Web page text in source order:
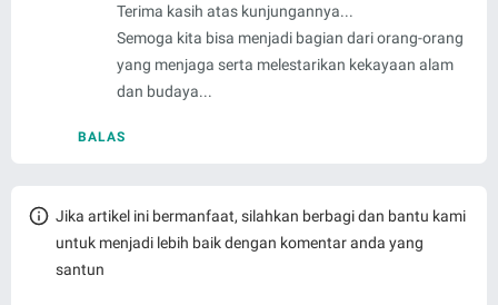
BALAS
Terima kasih atas kunjungannya...
Semoga kita bisa menjadi bagian dari orang-orang
yang menjaga serta melestarikan kekayaan alam
dan budaya...
Jika artikel ini bermanfaat, silahkan berbagi dan bantu kami
untuk menjadi lebih baik dengan komentar anda yang
santun